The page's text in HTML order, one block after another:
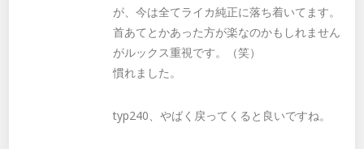
が、今は全てライカ純正に落ち着いてます。
首あてとかあった方が楽なのかもしれません
がルックス重視です。（笑）
慣れました。
typ240、やばく戻ってくると良いですね。